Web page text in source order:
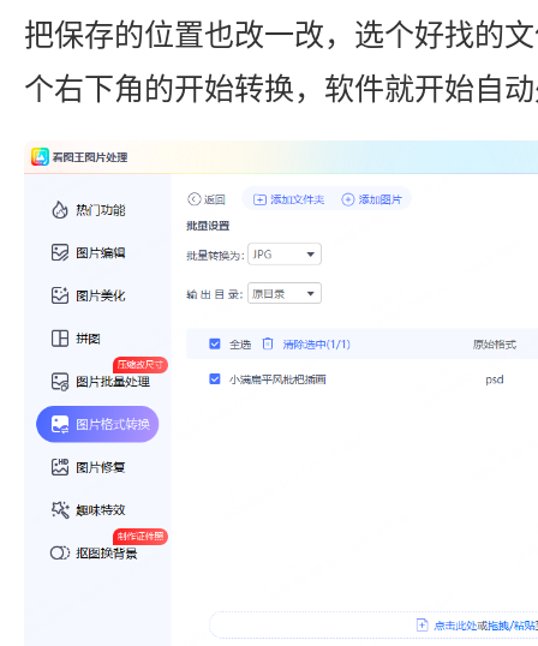
把保存的位置也改一改，选个好找的
个右下角的开始转换，软件就开始自